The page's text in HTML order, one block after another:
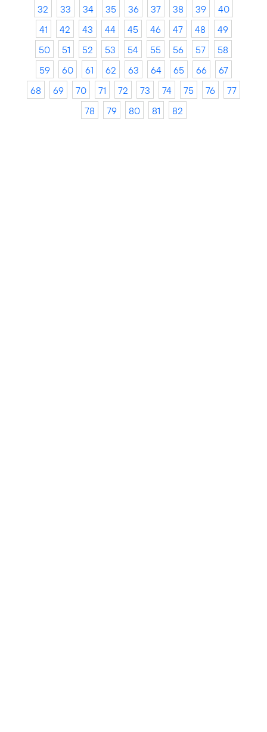
32
33 34 35 36 37 38 39
40
41
42 43 44 45 46 47 48
49
50
51 52 53 54 55 56 57
58
59
60 61 62 63 64 65 66
67
68
69 70 71 72 73 74 75 76
77
78
79 80 81 82